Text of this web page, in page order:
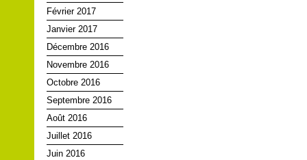
Février 2017
Janvier 2017
Décembre 2016
Novembre 2016
Octobre 2016
Septembre 2016
Août 2016
Juillet 2016
Juin 2016